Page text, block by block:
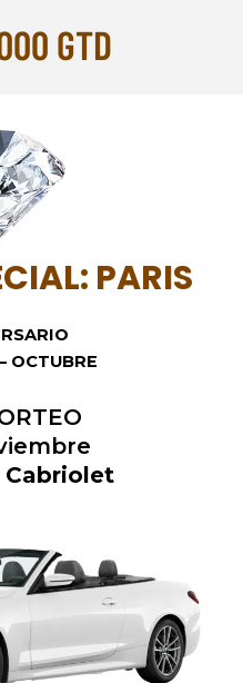
GTD
PARIS
OCTUBRE
Cabriolet